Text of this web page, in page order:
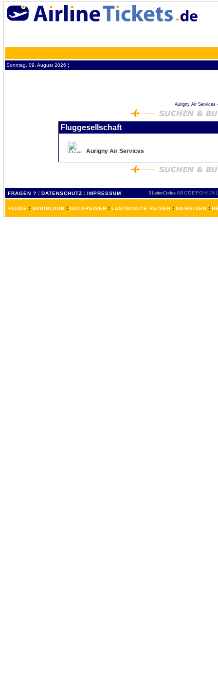
Sonntag, 09. August 2026 ¦
Aurigny Air Services
Fluggesellschaft
Aurigny Air Services
FRAGEN ? : DATENSCHUTZ : IMPRESSUM 3 Letter-Codes ABCDEFGH IJKL
FLÜGE : SKIURLAUB : GOLFREISEN : LASTMINUTE REISEN : SKIREISEN :